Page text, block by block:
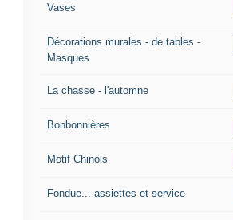
Vases
Décorations murales - de tables -
Masques
La chasse - l'automne
Bonbonnières
Motif Chinois
Fondue... assiettes et service